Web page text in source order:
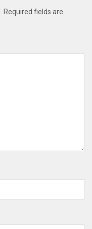
Required fields are